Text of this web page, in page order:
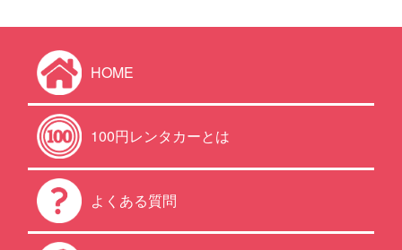
HOME
100円レンタカーとは
よくある質問